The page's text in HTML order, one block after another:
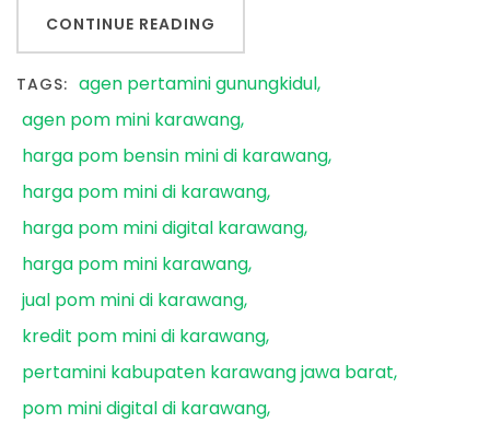
CONTINUE READING
TAGS: agen pertamini gunungkidul
agen pom mini karawang
harga pom bensin mini di karawang
harga pom mini di karawang
harga pom mini digital karawang
harga pom mini karawang
jual pom mini di karawang
kredit pom mini di karawang
pertamini kabupaten karawang jawa barat
pom mini digital di karawang